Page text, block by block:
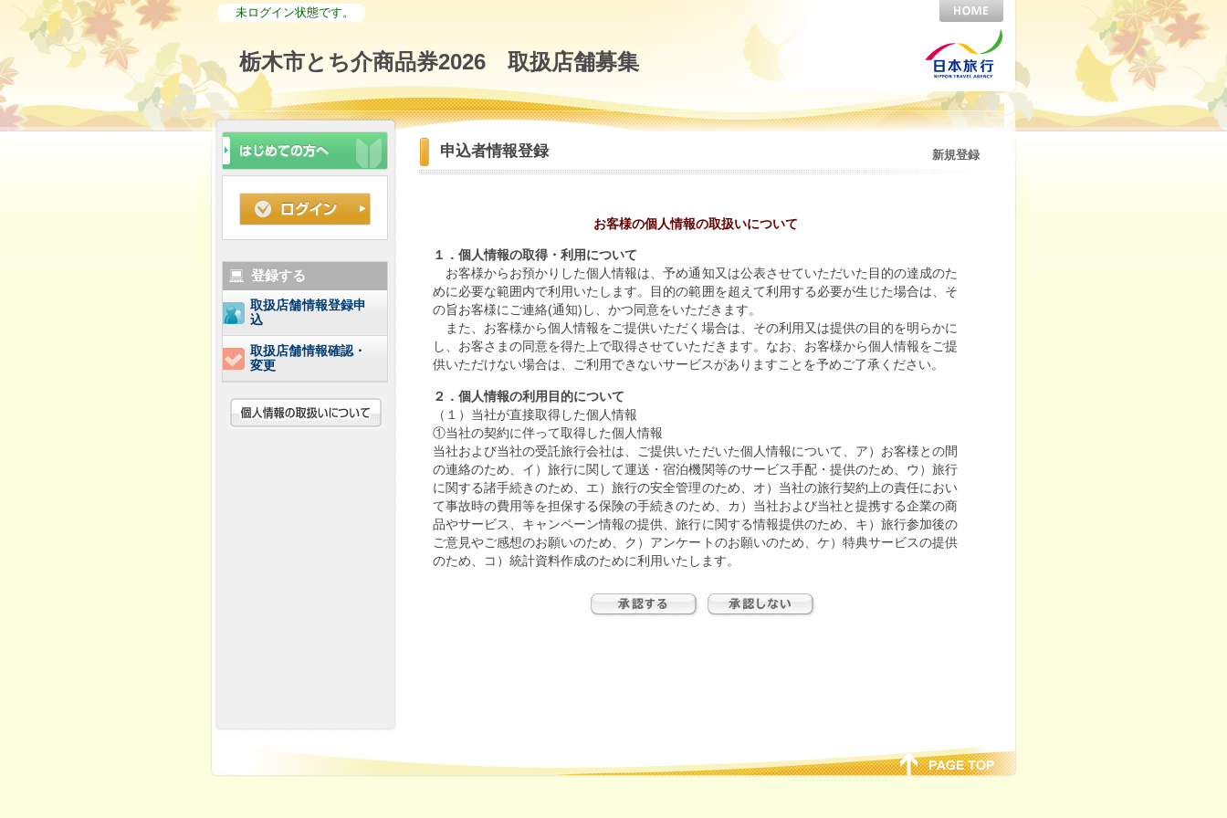
未ログイン状態です。
栃木市とち介商品券2026 取扱店舗募集
登録する
取扱店舗情報登録申
込
取扱店舗情報確認・
変更
申込者情報登録 新規登録
お客様の個人情報の取扱いについて
１．個人情報の取得・利用について
お客様からお預かりした個人情報は、予め通知又は公表させていただいた目的の達成のた
めに必要な範囲内で利用いたします。目的の範囲を超えて利用する必要が生じた場合は、そ
の旨お客様にご連絡(通知)し、かつ同意をいただきます。
また、お客様から個人情報をご提供いただく場合は、その利用又は提供の目的を明らかに
し、お客さまの同意を得た上で取得させていただきます。なお、お客様から個人情報をご提
供いただけない場合は、ご利用できないサービスがありますことを予めご了承ください。
２．個人情報の利用目的について
（１）当社が直接取得した個人情報
①当社の契約に伴って取得した個人情報
当社および当社の受託旅行会社は、ご提供いただいた個人情報について、ア）お客様との間
の連絡のため、イ）旅行に関して運送・宿泊機関等のサービス手配・提供のため、ウ）旅行
に関する諸手続きのため、エ）旅行の安全管理のため、オ）当社の旅行契約上の責任におい
て事故時の費用等を担保する保険の手続きのため、カ）当社および当社と提携する企業の商
品やサービス、キャンペーン情報の提供、旅行に関する情報提供のため、キ）旅行参加後の
ご意見やご感想のお願いのため、ク）アンケートのお願いのため、ケ）特典サービスの提供
のため、コ）統計資料作成のために利用いたします。
業務上の連絡等に利用いたします。
③当社の社員、および退職者の個人情報
（２）当社は取得した購買履歴やWEBでの閲覧履歴等の情報を分析して、当社、および当
社と提携する企業の商品やサービス、キャンペーン情報のご案内、および広告の表示のため